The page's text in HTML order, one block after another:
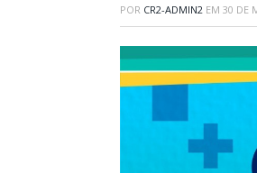
POR CR2-ADMIN2 EM 30 DE